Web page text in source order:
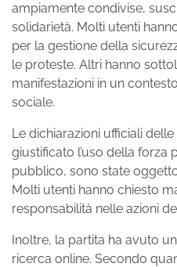
ampiamente condivise,
solidarietà. Molti utenti
per la gestione della
le proteste. Altri hanno
manifestazioni in un
sociale.
Le dichiarazioni ufficiali
giustificato l’uso della forza
pubblico, sono state
Molti utenti hanno chiesto
responsabilità nelle azioni
Inoltre, la partita ha avuto
ricerca online. Secondo